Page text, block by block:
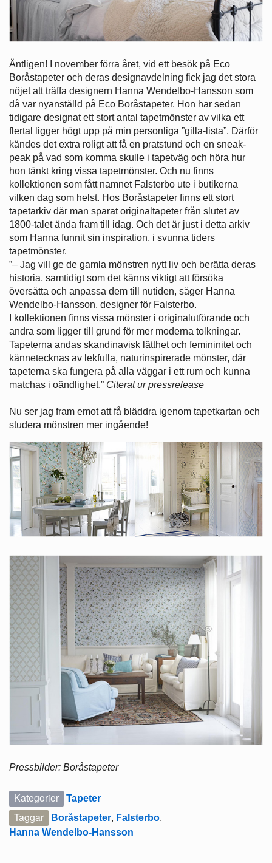
Äntligen! I november förra året, vid ett besök på Eco
Boråstapeter och deras designavdelning fick jag det stora
nöjet att träffa designern Hanna Wendelbo-Hansson som
då var nyanställd på Eco Boråstapeter. Hon har sedan
tidigare designat ett stort antal tapetmönster av vilka ett
flertal ligger högt upp på min personliga ”gilla-lista”. Därför
kändes det extra roligt att få en pratstund och en sneak-
peak på vad som komma skulle i tapetväg och höra hur
hon tänkt kring vissa tapetmönster. Och nu finns
kollektionen som fått namnet Falsterbo ute i butikerna
vilken dag som helst. Hos Boråstapeter finns ett stort
tapetarkiv där man sparat originaltapeter från slutet av
1800-talet ända fram till idag. Och det är just i detta arkiv
som Hanna funnit sin inspiration, i svunna tiders
tapetmönster.
”– Jag vill ge de gamla mönstren nytt liv och berätta deras
historia, samtidigt som det känns viktigt att försöka
översätta och anpassa dem till nutiden, säger Hanna
Wendelbo-Hansson, designer för Falsterbo.
I kollektionen finns vissa mönster i originalutförande och
andra som ligger till grund för mer moderna tolkningar.
Tapeterna andas skandinavisk lätthet och femininitet och
kännetecknas av lekfulla, naturinspirerade mönster, där
tapeterna ska fungera på alla väggar i ett rum och kunna
matchas i oändlighet.” Citerat ur pressrelease
Nu ser jag fram emot att få bläddra igenom tapetkartan och
studera mönstren mer ingående!
Pressbilder: Boråstapeter
Kategorier Tapeter
Taggar Boråstapeter, Falsterbo,
Hanna Wendelbo-Hansson